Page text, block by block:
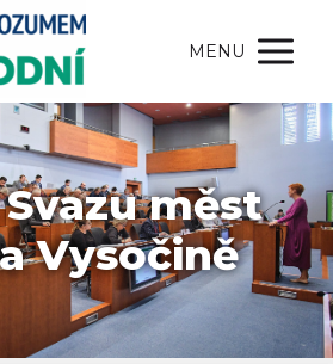
MENU
měst
Vysočině